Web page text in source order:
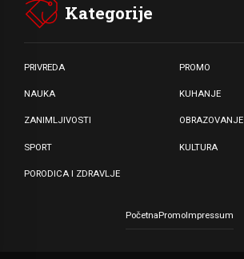
Kategorije
PRIVREDA PROMO
NAUKA KUHANJE
ZANIMLJIVOSTI OBRAZOVANJE
SPORT KULTURA
PORODICA I ZDRAVLJE
PočetnaPromoImpressum